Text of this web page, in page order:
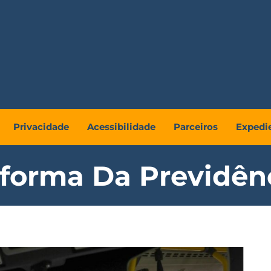
Privacidade Acessibilidade Parceiros
Da